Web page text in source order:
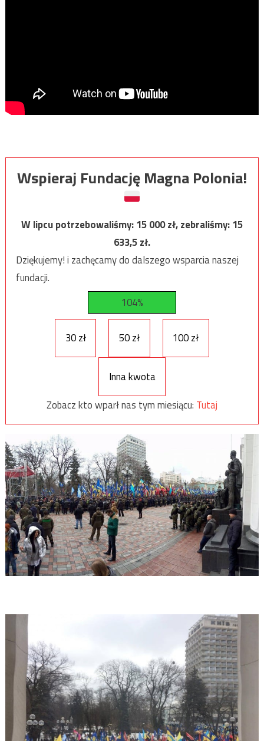
Wspieraj Fundację Magna Polonia!
W lipcu potrzebowaliśmy:15 000zł, zebraliśmy:15
633,5zł.
Dziękujemy! i zachęcamy do dalszego wsparcia naszej
fundacji.
104%
30 zł 50 zł 100 zł
Inna kwota
Zobacz kto wparł nas tym miesiącu: Tutaj